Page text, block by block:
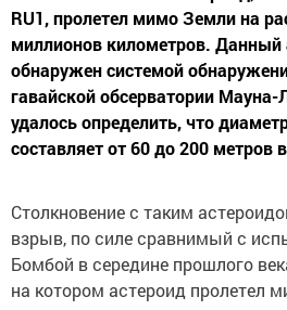
RU1, пролетел мимо Земли на
миллионов километров. Данный
обнаружен системой
гавайской обсерватории
удалось определить, что
составляет от 60 до 200 метров
Столкновение с таким
взрыв, по силе сравнимый с
Бомбой в середине прошлого
на котором астероид пролетел